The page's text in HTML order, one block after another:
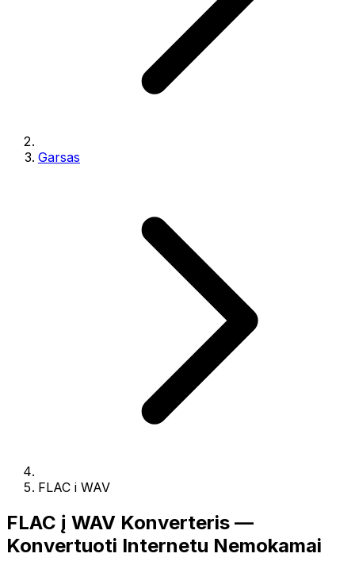
Garsas
FLAC i WAV
FLAC į WAV Konverteris —
Konvertuoti Internetu Nemokamai